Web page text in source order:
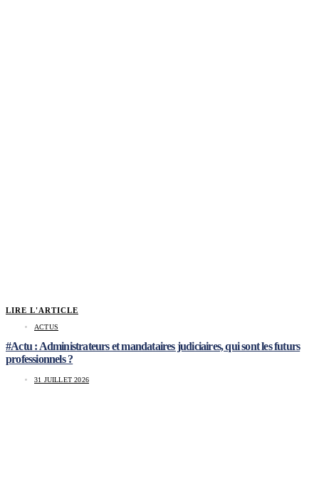
LIRE L'ARTICLE
ACTUS
#Actu : Administrateurs et mandataires judiciaires, qui sont les futurs
professionnels ?
31 JUILLET 2026